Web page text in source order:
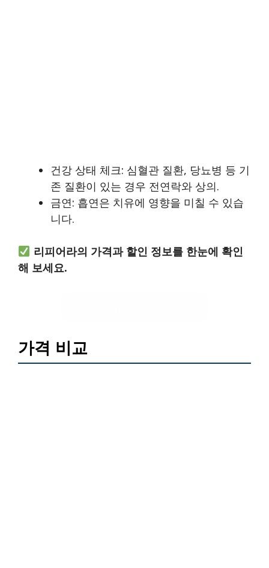
건강 상태 체크: 심혈관 질환, 당뇨병 등 기
존 질환이 있는 경우 전연락와 상의.
금연: 흡연은 치유에 영향을 미칠 수 있습
니다.
리피어라의 가격과 할인 정보를 한눈에 확인
해 보세요.
가격 비교